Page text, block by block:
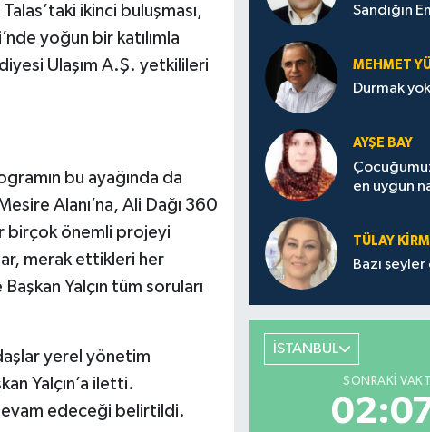
ikinci buluşması,
yoğun bir katılımla
Ulaşım A.Ş. yetkilileri
bu ayağında da
Alanı’na, Ali Dağı 360
birçok önemli projeyi
merak ettikleri her
Yalçın tüm soruları
yerel yönetim
Yalçın’a iletti.
edeceği belirtildi.
Sandığın
MEHMET
Durmak yok
AYŞE BAY
en uygun
TÜLAY
Bazı
İSTANBUL
SONRAKI